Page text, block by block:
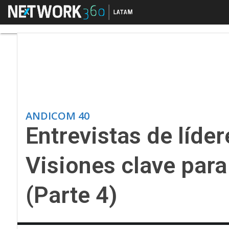
Menú Entrevistas de
ANDICOM 40
Entrevistas de
Visiones clave
(Parte 4)